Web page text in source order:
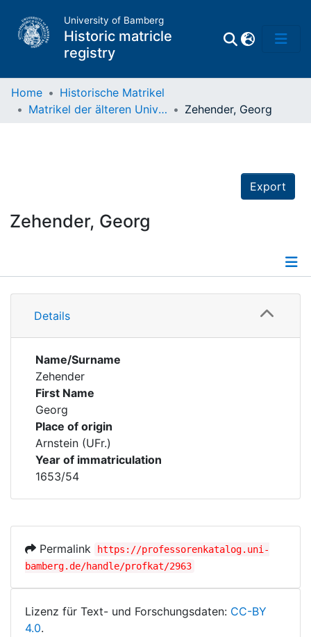
University of Bamberg
Historic matricle
registry
Home
Historische Matrikel
Matrikel der älteren Universität
Zehender, Georg
Export
Zehender, Georg
Details
Details
Name/Surname
Zehender
First Name
Georg
Place of origin
Arnstein (UFr.)
Year of immatriculation
1653/54
Permalink
https://professorenkatalog.uni-
bamberg.de/handle/profkat/2963
Lizenz für Text- und Forschungsdaten: CC-BY
4.0.